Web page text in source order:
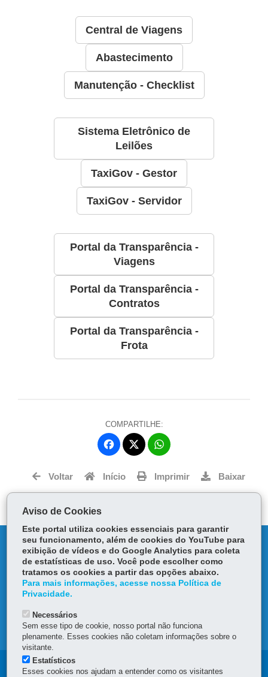
Central de Viagens
Abastecimento
Manutenção - Checklist
Sistema Eletrônico de
Leilões
TaxiGov - Gestor
TaxiGov - Servidor
Portal da Transparência -
Viagens
Portal da Transparência -
Contratos
Portal da Transparência -
Frota
COMPARTILHE:
Fa
bo
itt
ts
Voltar Início Imprimir Baixar
MAPA DO SITE
DENUNCIE CORRUPÇÃO
OUVIDORIA
TRANSPARÊNCIA INSTITUCIONAL
Navegação
Aviso de Cookies
Este portal utiliza cookies essenciais para garantir
seu funcionamento, além de cookies do YouTube para
exibição de vídeos e do Google Analytics para coleta
de estatísticas de uso. Você pode escolher como
tratamos os cookies a partir das opções abaixo.
Para mais informações, acesse nossa Política de
Privacidade.
Necessários
Sem esse tipo de cookie, nosso portal não funciona
plenamente. Esses cookies não coletam informações sobre o
visitante.
Estatísticos
Esses cookies nos ajudam a entender como os visitantes